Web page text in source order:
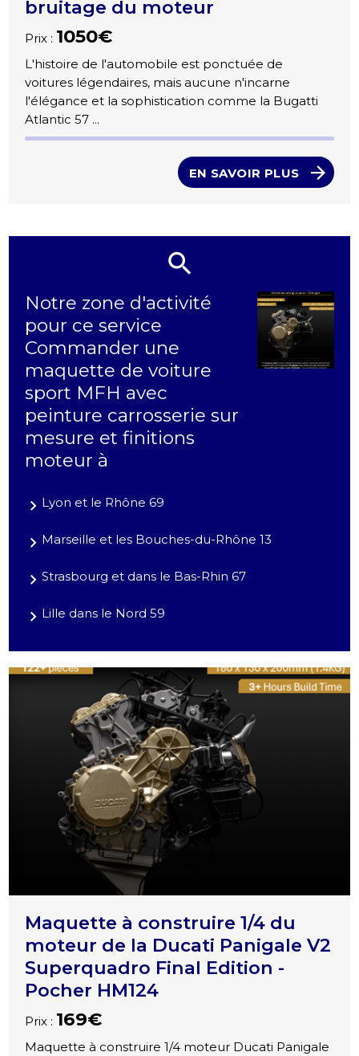
bruitage du moteur
Prix : 1050€
L'histoire de l'automobile est ponctuée de
voitures légendaires, mais aucune n'incarne
l'élégance et la sophistication comme la Bugatti
Atlantic 57 ...
EN SAVOIR PLUS
Notre zone d'activité
pour ce service
Commander une
maquette de voiture
sport MFH avec
peinture carrosserie sur
mesure et finitions
moteur à
Lyon et le Rhône 69
Marseille et les Bouches-du-Rhône 13
Strasbourg et dans le Bas-Rhin 67
Lille dans le Nord 59
Maquette à construire 1/4 du
moteur de la Ducati Panigale V2
Superquadro Final Edition -
Pocher HM124
Prix : 169€
Maquette à construire 1/4 moteur Ducati Panigale